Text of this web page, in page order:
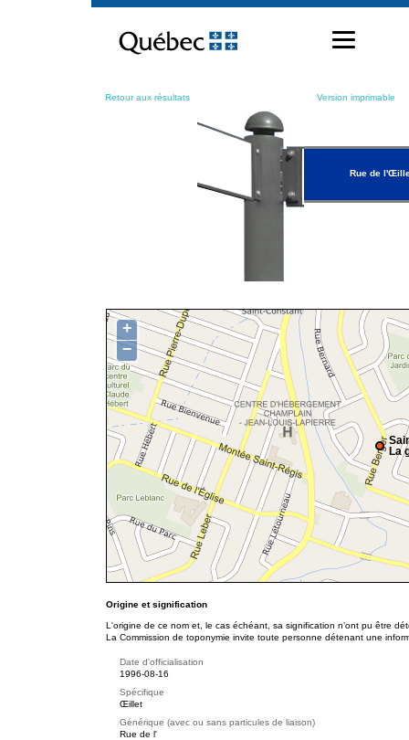
contenu
Retour aux résultats Version imprimable
Rue de
La
+
−
Origine et signification
L'origine de ce nom et, le cas échéant, sa signification n’ont pu être
La Commission de toponymie invite toute personne détenant une
Date d'officialisation
1996-08-16
Spécifique
Œillet
Générique (avec ou sans particules de liaison)
Rue de l'